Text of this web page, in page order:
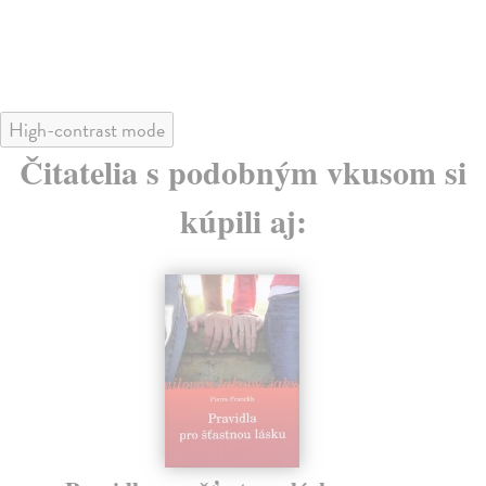
High-contrast mode
Čitatelia s podobným vkusom si
kúpili aj: